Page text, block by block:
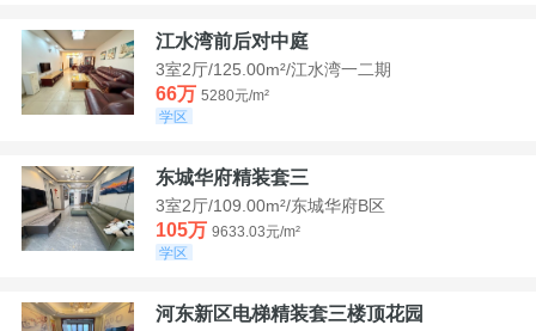
江水湾前后对中庭
3室2厅/125.00m²/江水湾一二期
66万 5280元/m²
学区
东城华府精装套三
3室2厅/109.00m²/东城华府B区
105万 9633.03元/m²
学区
河东新区电梯精装套三楼顶花园